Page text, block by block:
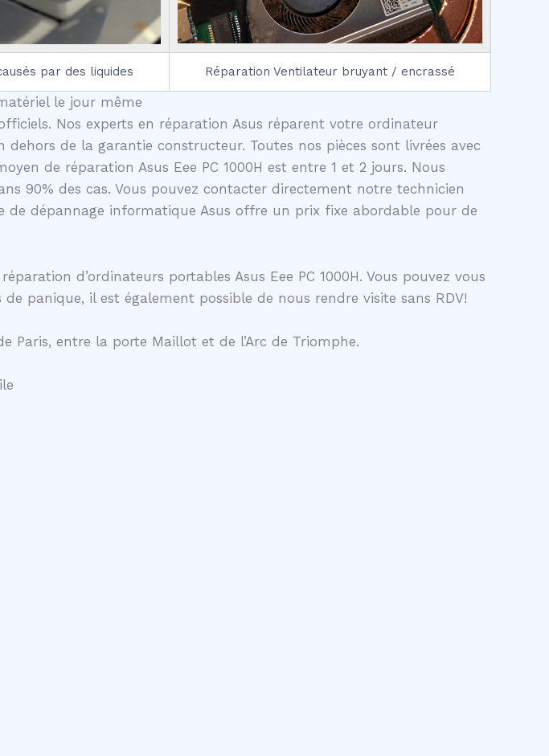
par des liquides Réparation Ventilateur bruyant / encrassé
le jour même
Nos experts en réparation Asus réparent votre ordinateur
de la garantie constructeur. Toutes nos pièces sont livrées avec
de réparation Asus Eee PC 1000H est entre 1 et 2 jours. Nous
90% des cas. Vous pouvez contacter directement notre technicien
dépannage informatique Asus offre un prix fixe abordable pour de
d’ordinateurs portables Asus Eee PC 1000H. Vous pouvez vous
de panique, il est également possible de nous rendre visite sans RDV!
Paris, entre la porte Maillot et de l’Arc de Triomphe.